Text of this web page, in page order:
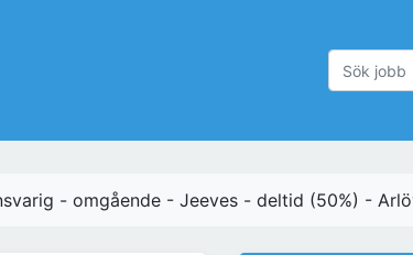
- omgående - Jeeves - deltid (50%) -